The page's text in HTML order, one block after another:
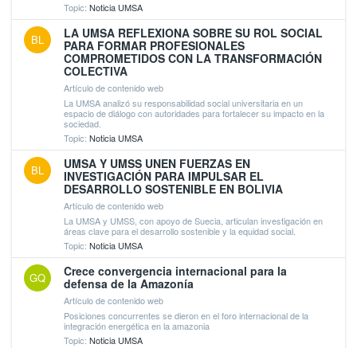
Topic: Noticia UMSA
BL
LA UMSA REFLEXIONA SOBRE SU ROL SOCIAL
PARA FORMAR PROFESIONALES
COMPROMETIDOS CON LA TRANSFORMACIÓN
COLECTIVA
Artículo de contenido web
La UMSA analizó su responsabilidad social universitaria en un
espacio de diálogo con autoridades para fortalecer su impacto en la
sociedad.
Topic: Noticia UMSA
BL
UMSA Y UMSS UNEN FUERZAS EN
INVESTIGACIÓN PARA IMPULSAR EL
DESARROLLO SOSTENIBLE EN BOLIVIA
Artículo de contenido web
La UMSA y UMSS, con apoyo de Suecia, articulan investigación en
áreas clave para el desarrollo sostenible y la equidad social.
Topic: Noticia UMSA
GQ
Crece convergencia internacional para la
defensa de la Amazonía
Artículo de contenido web
Posiciones concurrentes se dieron en el foro internacional de la
integración energética en la amazonia
Topic: Noticia UMSA